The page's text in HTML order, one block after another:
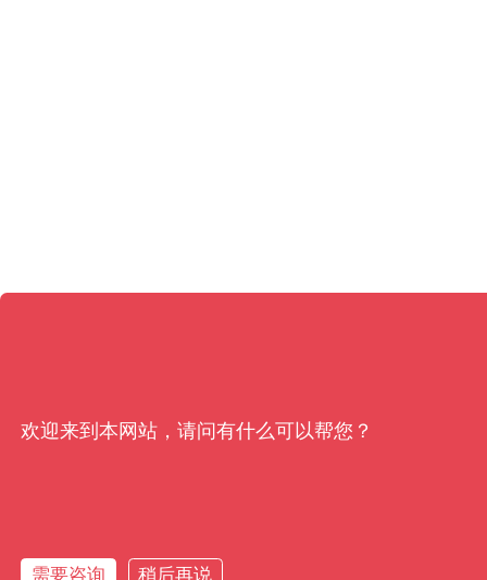
欢迎来到本网站，请问有什么可以帮您？
需要咨询 稍后再说